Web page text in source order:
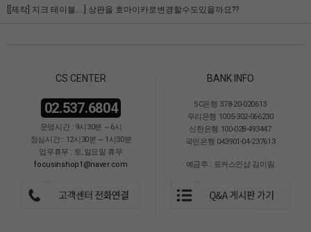
[[제작] 지크 테이블....] 상판을 호마이카로변경할수도있을까요??
CS CENTER
02.537.6804
운영시간 : 9시30분 ~ 6시
점심시간 : 12시30분 ~ 1시30분
업무휴무 : 토,일요일 휴무
focusinshop1@naver.com
BANK INFO
SC은행 378-20-020613
우리은행 1005-302-066230
신한은행 100-028-493447
국민은행 043901-04-237613
예금주 : 포커스인샵 김이림